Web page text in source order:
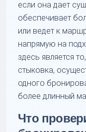
если она дает
обеспечивает
или ведет к
напрямую на
здесь является
стыковка,
одного
более длинный
Что